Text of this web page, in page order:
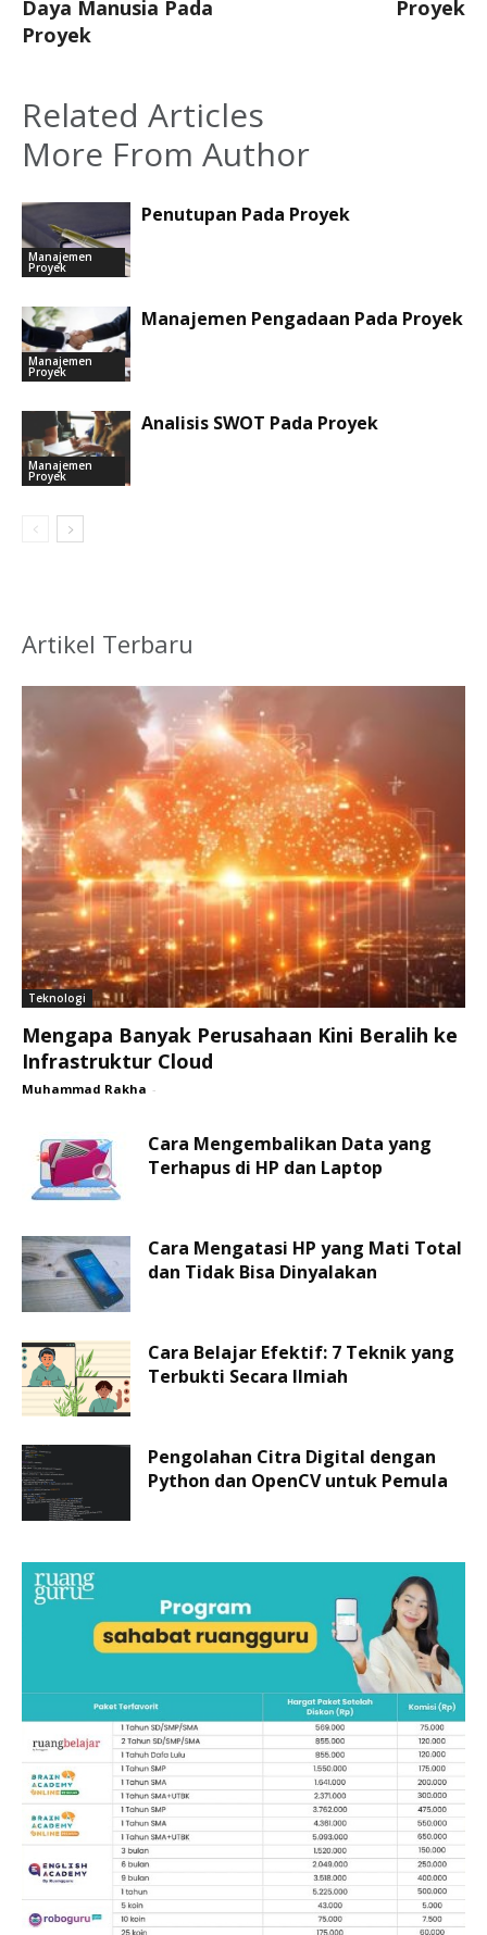
Daya Manusia Pada
Proyek
Proyek
Related Articles
More From Author
Manajemen
Proyek
Penutupan Pada Proyek
Manajemen
Proyek
Manajemen Pengadaan Pada Proyek
Manajemen
Proyek
Analisis SWOT Pada Proyek
Artikel Terbaru
Teknologi
Mengapa Banyak Perusahaan Kini Beralih ke
Infrastruktur Cloud
Muhammad Rakha -
Cara Mengembalikan Data yang
Terhapus di HP dan Laptop
Cara Mengatasi HP yang Mati Total
dan Tidak Bisa Dinyalakan
Cara Belajar Efektif: 7 Teknik yang
Terbukti Secara Ilmiah
Pengolahan Citra Digital dengan
Python dan OpenCV untuk Pemula